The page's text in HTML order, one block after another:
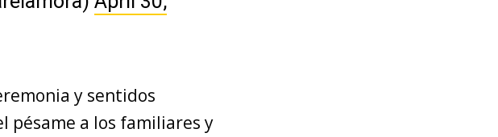
y sentidos
pésame a los familiares y